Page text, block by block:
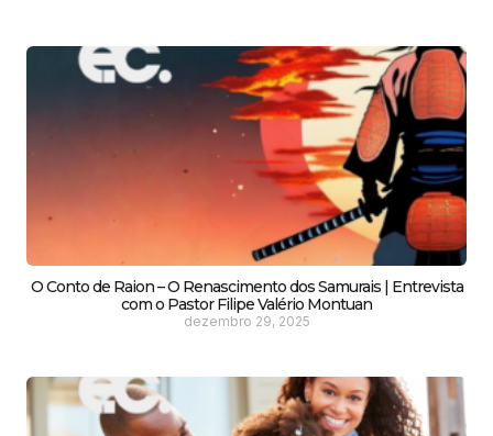
O Conto de Raion – O Renascimento dos Samurais | Entrevista
com o Pastor Filipe Valério Montuan
dezembro 29, 2025